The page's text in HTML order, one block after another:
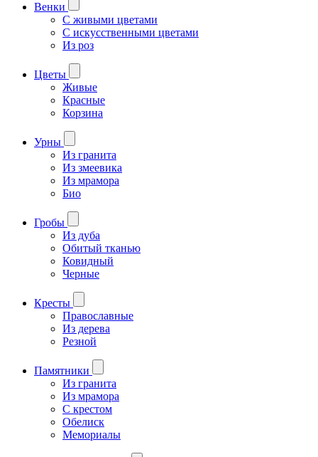
Венки
С живыми цветами
С искусственными цветами
Из роз
Цветы
Живые
Красные
Корзина
Урны
Из гранита
Из змеевика
Из мрамора
Био
Гробы
Из дуба
Обитый тканью
Ковидный
Черные
Кресты
Православные
Из дерева
Резной
Памятники
Из гранита
Из мрамора
С крестом
Обелиск
Мемориалы